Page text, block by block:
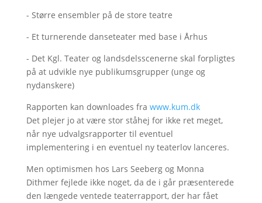
- Større ensembler på de store teatre
- Et turnerende danseteater med base i Århus
- Det Kgl. Teater og landsdelsscenerne skal forpligtes
på at udvikle nye publikumsgrupper (unge og
nydanskere)
Rapporten kan downloades fra www.kum.dk
Det plejer jo at være stor ståhej for ikke ret meget,
når nye udvalgsrapporter til eventuel
implementering i en eventuel ny teaterlov lanceres.
Men optimismen hos Lars Seeberg og Monna
Dithmer fejlede ikke noget, da de i går præsenterede
den længede ventede teaterrapport, der har fået